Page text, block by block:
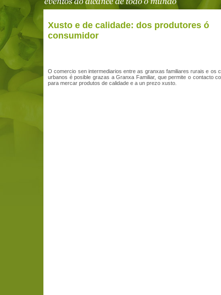
Xusto e de calidade: dos produtores ó
consumidor
O comercio sen intermediarios entre as granxas familiares rurais e os
urbanos é posible grazas a Granxa Familiar, que permite o contacto
para mercar produtos de calidade e a un prezo xusto.